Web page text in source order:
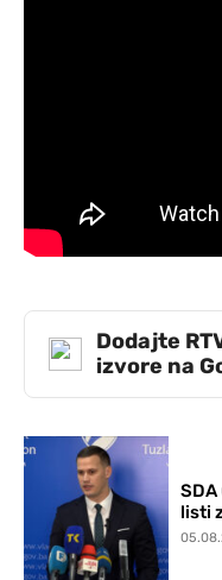
Dodajte
izvore na
listi